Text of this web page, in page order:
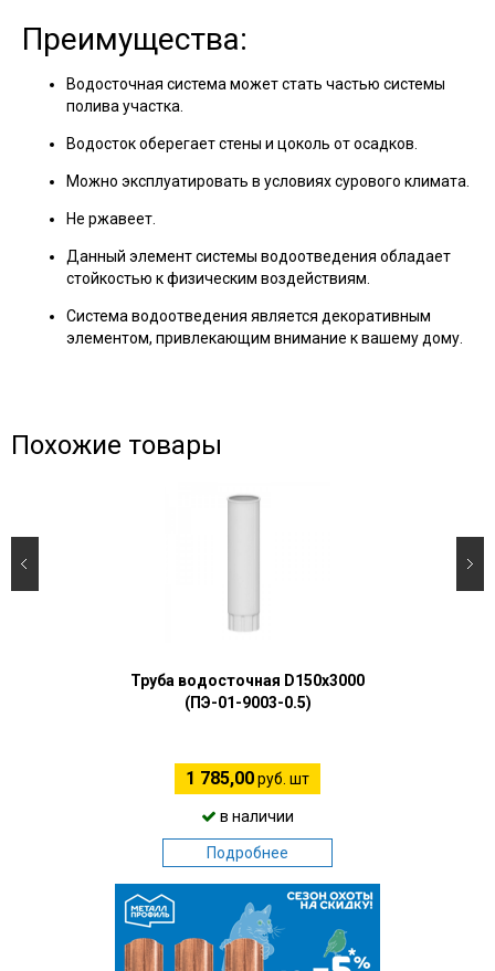
Преимущества:
Водосточная система может стать частью системы
полива участка.
Водосток оберегает стены и цоколь от осадков.
Можно эксплуатировать в условиях сурового климата.
Не ржавеет.
Данный элемент системы водоотведения обладает
стойкостью к физическим воздействиям.
Система водоотведения является декоративным
элементом, привлекающим внимание к вашему дому.
Похожие товары
Труба водосточная D150х3000
(ПЭ-01-9003-0.5)
1 785,00руб. шт
в наличии
Подробнее